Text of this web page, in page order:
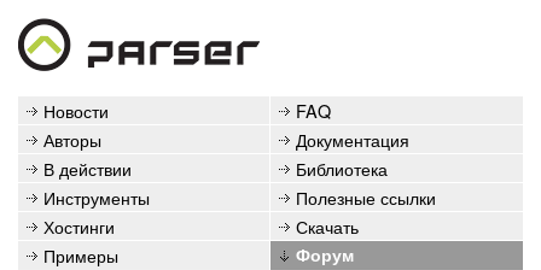
Новости
FAQ
Авторы
Документация
В действии
Библиотека
Инструменты
Полезные ссылки
Хостинги
Скачать
Примеры
Форум